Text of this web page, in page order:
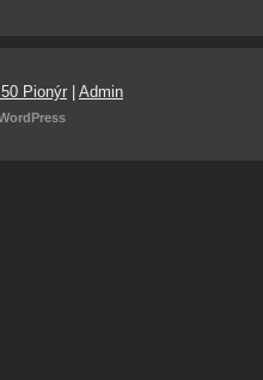
Pionýr Admin